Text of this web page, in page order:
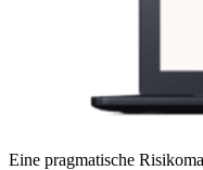
Eine pragmatische